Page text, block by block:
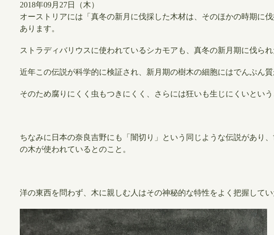
2018年09月27日（木）
オーストリアには「真冬の新月に伐採した木材は、そのほかの時期に
あります。
ストラディバリウスに使われているシカモアも、真冬の新月期に伐られ
近年この伝説が科学的に検証され、新月期の樹木の細胞にはでんぷん
そのため腐りにくく虫もつきにくく、さらには狂いも生じにくいという
ちなみに日本の奈良吉野にも「闇切り」という同じような伝説があり
の木が使われているとのこと。
洋の東西を問わず、木に親しむ人はその神秘的な特性をよく把握してい